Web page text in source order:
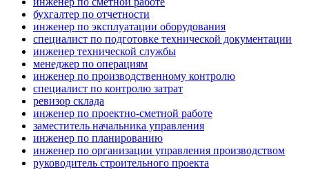
бухгалтер по отчетности
инженер по эксплуатации оборудования
специалист по подготовке технической документации
инженер технической службы
менеджер по операциям
инженер по производственному контролю
специалист по контролю затрат
ревизор склада
инженер по проектно-сметной работе
заместитель начальника управления
инженер по планированию
инженер по организации управления производством
руководитель строительного проекта